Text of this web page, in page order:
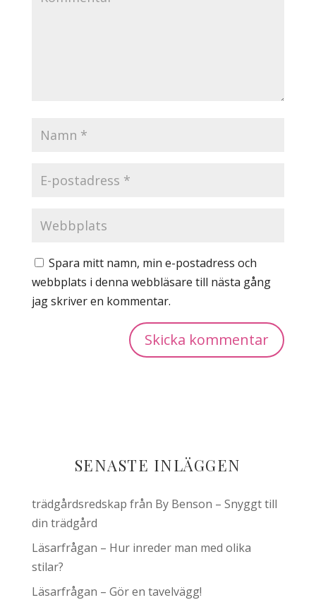
Spara mitt namn, min e-postadress och
webbplats i denna webbläsare till nästa gång
jag skriver en kommentar.
SENASTE INLÄGGEN
trädgårdsredskap från By Benson – Snyggt till
din trädgård
Läsarfrågan – Hur inreder man med olika
stilar?
Läsarfrågan – Gör en tavelvägg!